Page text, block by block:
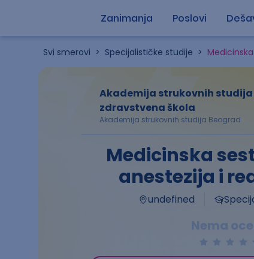
Zanimanja Poslovi
Svi smerovi > Specijalističke studije >
Medicinska
anestezija i
undefined
Nema
Akademija strukovnih studija
zdravstvena škola
Akademija strukovnih studija Beograd